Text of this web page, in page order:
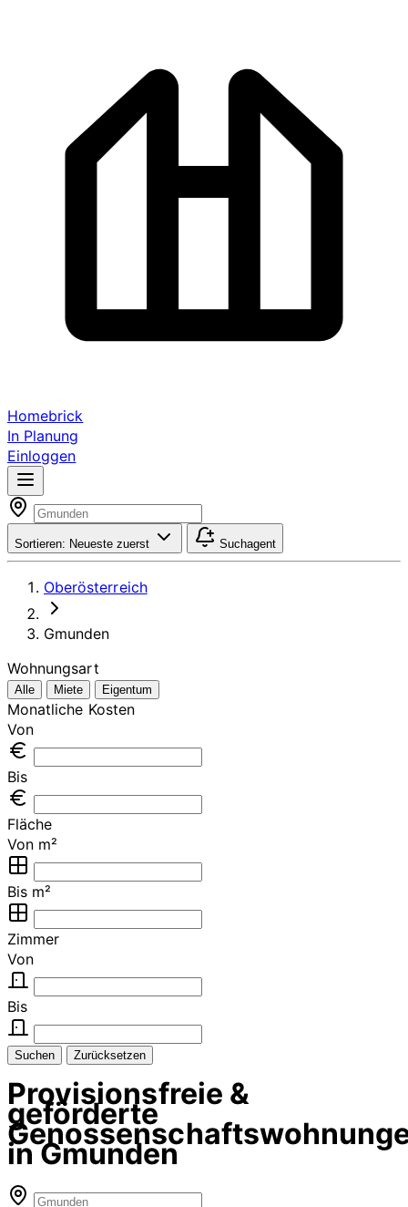
Homebrick
In Planung
Einloggen
Sortieren: Neueste zuerst Suchagent
Oberösterreich
Gmunden
Wohnungsart
Alle Miete Eigentum
Monatliche Kosten
Von
Bis
Fläche
Von m²
Bis m²
Zimmer
Von
Bis
Suchen Zurücksetzen
Provisionsfreie &
geförderte
in Gmunden